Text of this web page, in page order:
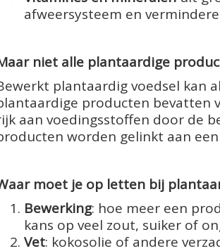
afweersysteem en
niet alle plantaardige
plantaardig voedsel kan
producten bevatten
aan voedingsstoffen door de
worden gelinkt aan
moet je op letten bij
Bewerking: hoe meer een
kans op veel zout, suiker of
Vet: kokosolie of andere